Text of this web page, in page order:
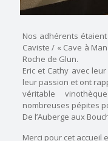
Nos adhérents
Caviste / « Cave à
Roche de Glun.
Eric et Cathy avec
leur passion et ont
véritable
nombreuses pépites
De l’Auberge aux
Merci pour cet accueil